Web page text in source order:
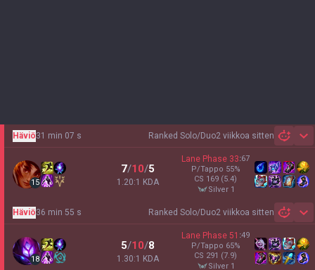
Ranked Solo/Duo2 viikkoa sitten
Häviö31 min 07 s
15
7/10/5
1.20:1 KDA
Lane Phase 33:67
P/Tappo 55%
CS 169 (5.4)
silver 1
Ranked Solo/Duo2 viikkoa sitten
Häviö36 min 55 s
18
5/10/8
1.30:1 KDA
Lane Phase 51 :49
P/Tappo 65%
CS 291 (7.9)
silver 1